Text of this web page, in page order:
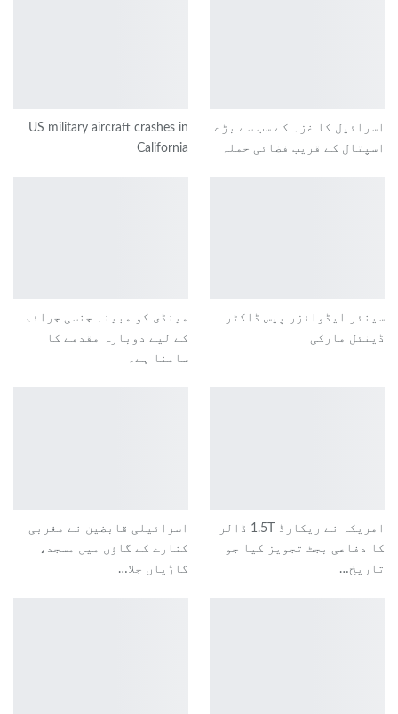
اسرائیل کا غزہ کے سب سے بڑے
اسپتال کے قریب فضائی حملہ
US military aircraft crashes in
California
سینئر ایڈوائزر پیس ڈاکٹر
ڈینئل مارکی
مینڈی کو مبینہ جنسی جرائم
کے لیے دوبارہ مقدمے کا
سامنا ہے۔
امریکہ نے ریکارڈ 1.5T ڈالر
کا دفاعی بجٹ تجویز کیا جو
تاریخ…
اسرائیلی قابضین نے مغربی
کنارے کے گاؤں میں مسجد،
گاڑیاں جلا…